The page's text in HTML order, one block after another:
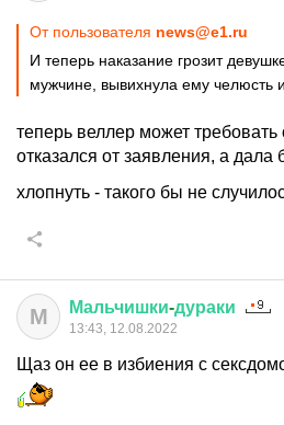
От пользователя news@e1.ru
И теперь наказание грозит
мужчине, вывихнула ему челюсть
теперь веллер может
отказался от заявления, а
хлопнуть - такого бы не
М Мальчишки-дураки
13:43, 12.08.2022
Щаз он ее в избиения с